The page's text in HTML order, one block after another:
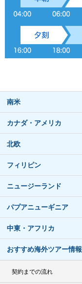
南米
カナダ・アメリカ
北欧
フィリピン
ニュージーランド
パプアニューギニア
中東・アフリカ
おすすめ海外ツアー情報
契約までの流れ